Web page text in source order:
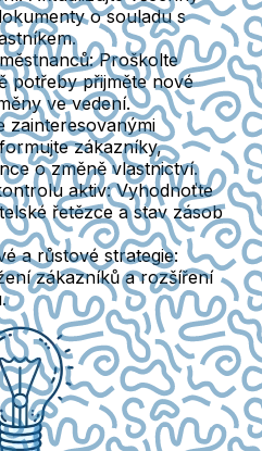
o souladu s
: Proškolte
potřeby přijměte nové
ve vedení.
zainteresovanými
zákazníky,
o změně vlastnictví.
aktiv: Vyhodnoťte
řetězce a stav zásob
a růstové strategie:
zákazníků a rozšíření